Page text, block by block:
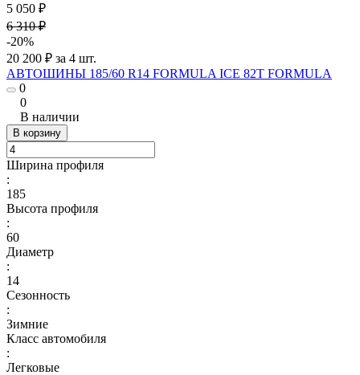
5 050 ₽
6 310 ₽
-20%
20 200 ₽ за 4 шт.
АВТОШИНЫ 185/60 R14 FORMULA ICE 82T FORMULA
0
0
В наличии
В корзину
Ширина профиля
:
185
Высота профиля
:
60
Диаметр
:
14
Сезонность
:
Зимние
Класс автомобиля
:
Легковые